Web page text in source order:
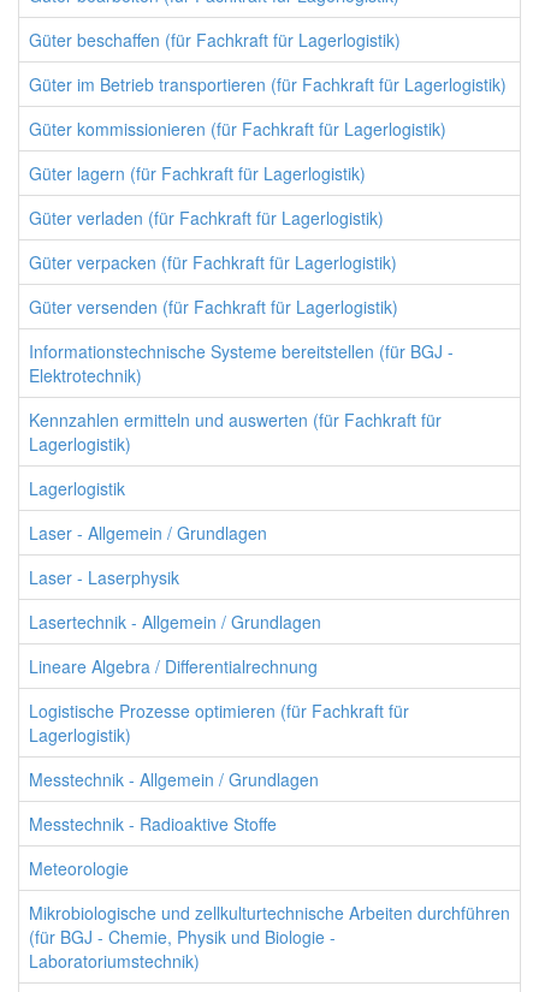
Güter beschaffen (für Fachkraft für Lagerlogistik)
Güter im Betrieb transportieren (für Fachkraft für Lagerlogistik)
Güter kommissionieren (für Fachkraft für Lagerlogistik)
Güter lagern (für Fachkraft für Lagerlogistik)
Güter verladen (für Fachkraft für Lagerlogistik)
Güter verpacken (für Fachkraft für Lagerlogistik)
Güter versenden (für Fachkraft für Lagerlogistik)
Informationstechnische Systeme bereitstellen (für BGJ -
Elektrotechnik)
Kennzahlen ermitteln und auswerten (für Fachkraft für
Lagerlogistik)
Lagerlogistik
Laser - Allgemein / Grundlagen
Laser - Laserphysik
Lasertechnik - Allgemein / Grundlagen
Lineare Algebra / Differentialrechnung
Logistische Prozesse optimieren (für Fachkraft für
Lagerlogistik)
Messtechnik - Allgemein / Grundlagen
Messtechnik - Radioaktive Stoffe
Meteorologie
Mikrobiologische und zellkulturtechnische Arbeiten durchführen
(für BGJ - Chemie, Physik und Biologie -
Laboratoriumstechnik)